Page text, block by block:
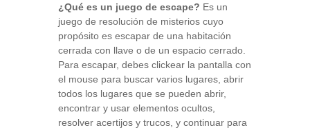
¿Qué es un juego de escape? Es un
juego de resolución de misterios cuyo
propósito es escapar de una habitación
cerrada con llave o de un espacio cerrado.
Para escapar, debes clickear la pantalla con
el mouse para buscar varios lugares, abrir
todos los lugares que se pueden abrir,
encontrar y usar elementos ocultos,
resolver acertijos y trucos, y continuar para